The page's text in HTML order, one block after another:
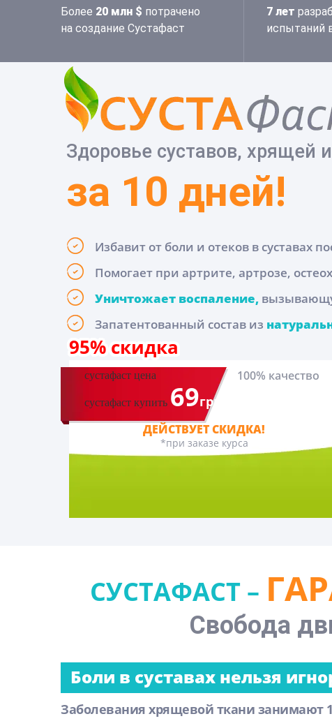
Более 20 млн $ потрачено
на создание Сустафаст
7 лет
испытаний
Здоровье суставов,
за 10 дней!
Избавит от боли и отеков в суставах
Помогает при артрите, артрозе,
Уничтожает воспаление,
Запатентованный состав из
95% скидка
сустафаст цена
сустафаст купить 69грн.
100% качество
ДЕЙСТВУЕТ СКИДКА!
*при заказе курса
СУСТАФАСТ –
Свобода
Боли в суставах нельзя
Заболевания хрящевой ткани занимают